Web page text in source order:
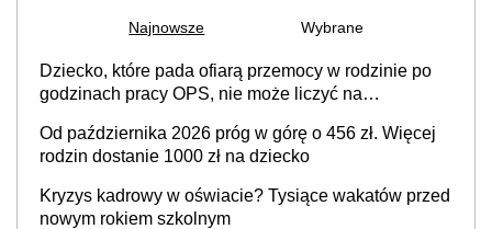
Najnowsze Wybrane
Dziecko, które pada ofiarą przemocy w rodzinie po
godzinach pracy OPS, nie może liczyć na
Od października 2026 próg w górę o 456 zł. Więcej
rodzin dostanie 1000 zł na dziecko
Kryzys kadrowy w oświacie? Tysiące wakatów przed
nowym rokiem szkolnym